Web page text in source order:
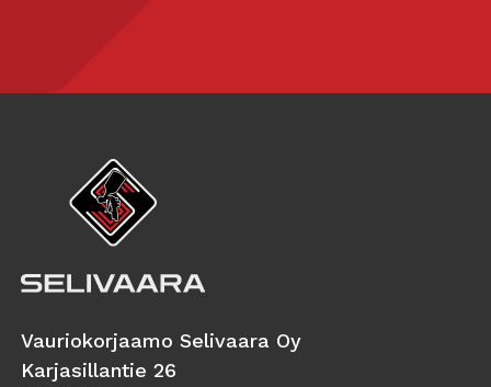
Vauriokorjaamo Selivaara Oy
Karjasillantie 26